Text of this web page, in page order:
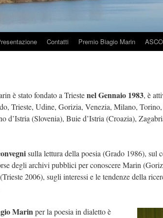
Contatti Premio Biagio Marin
è stato fondato a Triestenel Gennaio 1983, è
Trieste, Udine, Gorizia, Venezia, Milano, Torino,
d’Istria (Slovenia), Buie d’Istria (Croazia),
sulla lettura della poesia (Grado 1986), sul
degli archivi pubblici per conoscere Marin
2006), sugli interessi e le tendenze della
Marinper la poesia in dialetto è